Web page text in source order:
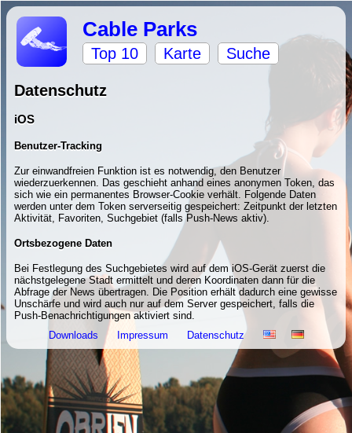
Cable Parks
Top 10 Karte Suche
Datenschutz
iOS
Benutzer-Tracking
Zur einwandfreien Funktion ist es notwendig, den Benutzer
wiederzuerkennen. Das geschieht anhand eines anonymen Token, das
sich wie ein permanentes Browser-Cookie verhält. Folgende Daten
werden unter dem Token serverseitig gespeichert: Zeitpunkt der letzten
Aktivität, Favoriten, Suchgebiet (falls Push-News aktiv).
Ortsbezogene Daten
Bei Festlegung des Suchgebietes wird auf dem iOS-Gerät zuerst die
nächstgelegene Stadt ermittelt und deren Koordinaten dann für die
Abfrage der News übertragen. Die Position erhält dadurch eine gewisse
Unschärfe und wird auch nur auf dem Server gespeichert, falls die
Push-Benachrichtigungen aktiviert sind.
Downloads
Impressum Datenschutz